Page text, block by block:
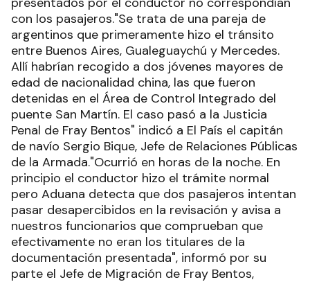
con los pasajeros."Se trata de una pareja de
argentinos que primeramente hizo el tránsito
entre Buenos Aires, Gualeguaychú y Mercedes.
Allí habrían recogido a dos jóvenes mayores de
edad de nacionalidad china, las que fueron
detenidas en el Área de Control Integrado del
puente San Martín. El caso pasó a la Justicia
Penal de Fray Bentos" indicó a El País el capitán
de navío Sergio Bique, Jefe de Relaciones Públicas
de la Armada."Ocurrió en horas de la noche. En
principio el conductor hizo el trámite normal
pero Aduana detecta que dos pasajeros intentan
pasar desapercibidos en la revisación y avisa a
nuestros funcionarios que comprueban que
efectivamente no eran los titulares de la
documentación presentada", informó por su
parte el Jefe de Migración de Fray Bentos,